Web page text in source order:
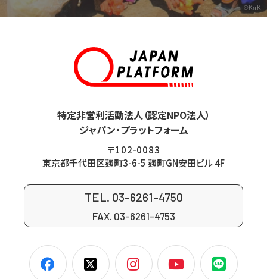
©KnK
特定非営利活動法人（認定NPO法人）
ジャパン・プラットフォーム
〒102-0083
東京都千代田区麹町3-6-5 麹町GN安田ビル 4F
TEL. 03-6261-4750
FAX. 03-6261-4753